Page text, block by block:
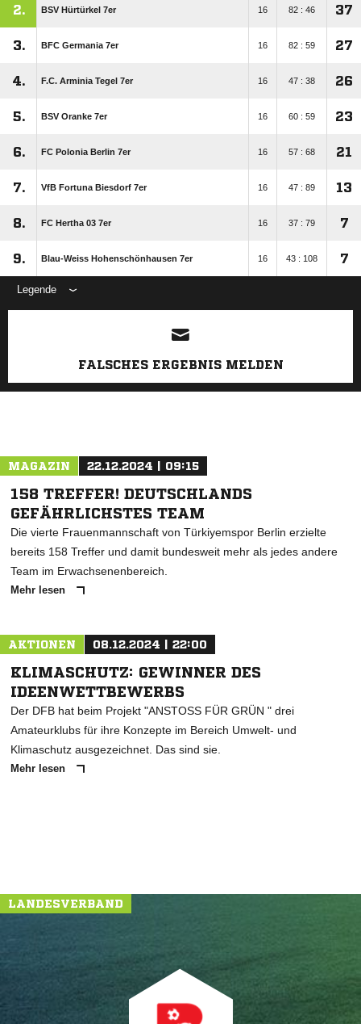
2. BSV Hürtürkel 7er 16 82 : 46 37
3. BFC Germania 7er 16 82 : 59 27
4. F.C. Arminia Tegel 7er 16 47 : 38 26
5. BSV Oranke 7er 16 60 : 59 23
6. FC Polonia Berlin 7er 16 57 : 68 21
7. VfB Fortuna Biesdorf 7er 16 47 : 89 13
8. FC Hertha 03 7er 16 37 : 79 7
9. Blau-Weiss Hohenschönhausen 7er 16 43 : 108 7
Legende
ANZEIGE
FALSCHES ERGEBNIS MELDEN
MAGAZIN 22.12.2024 | 09:15
158 TREFFER! DEUTSCHLANDS
GEFÄHRLICHSTES TEAM
Die vierte Frauenmannschaft von Türkiyemspor Berlin erzielte
bereits 158 Treffer und damit bundesweit mehr als jedes andere
Team im Erwachsenenbereich.
Mehr lesen
AKTIONEN 08.12.2024 | 22:00
KLIMASCHUTZ: GEWINNER DES
IDEENWETTBEWERBS
Der DFB hat beim Projekt "ANSTOSS FÜR GRÜN " drei
Amateurklubs für ihre Konzepte im Bereich Umwelt- und
Klimaschutz ausgezeichnet. Das sind sie.
Mehr lesen
LANDESVERBAND